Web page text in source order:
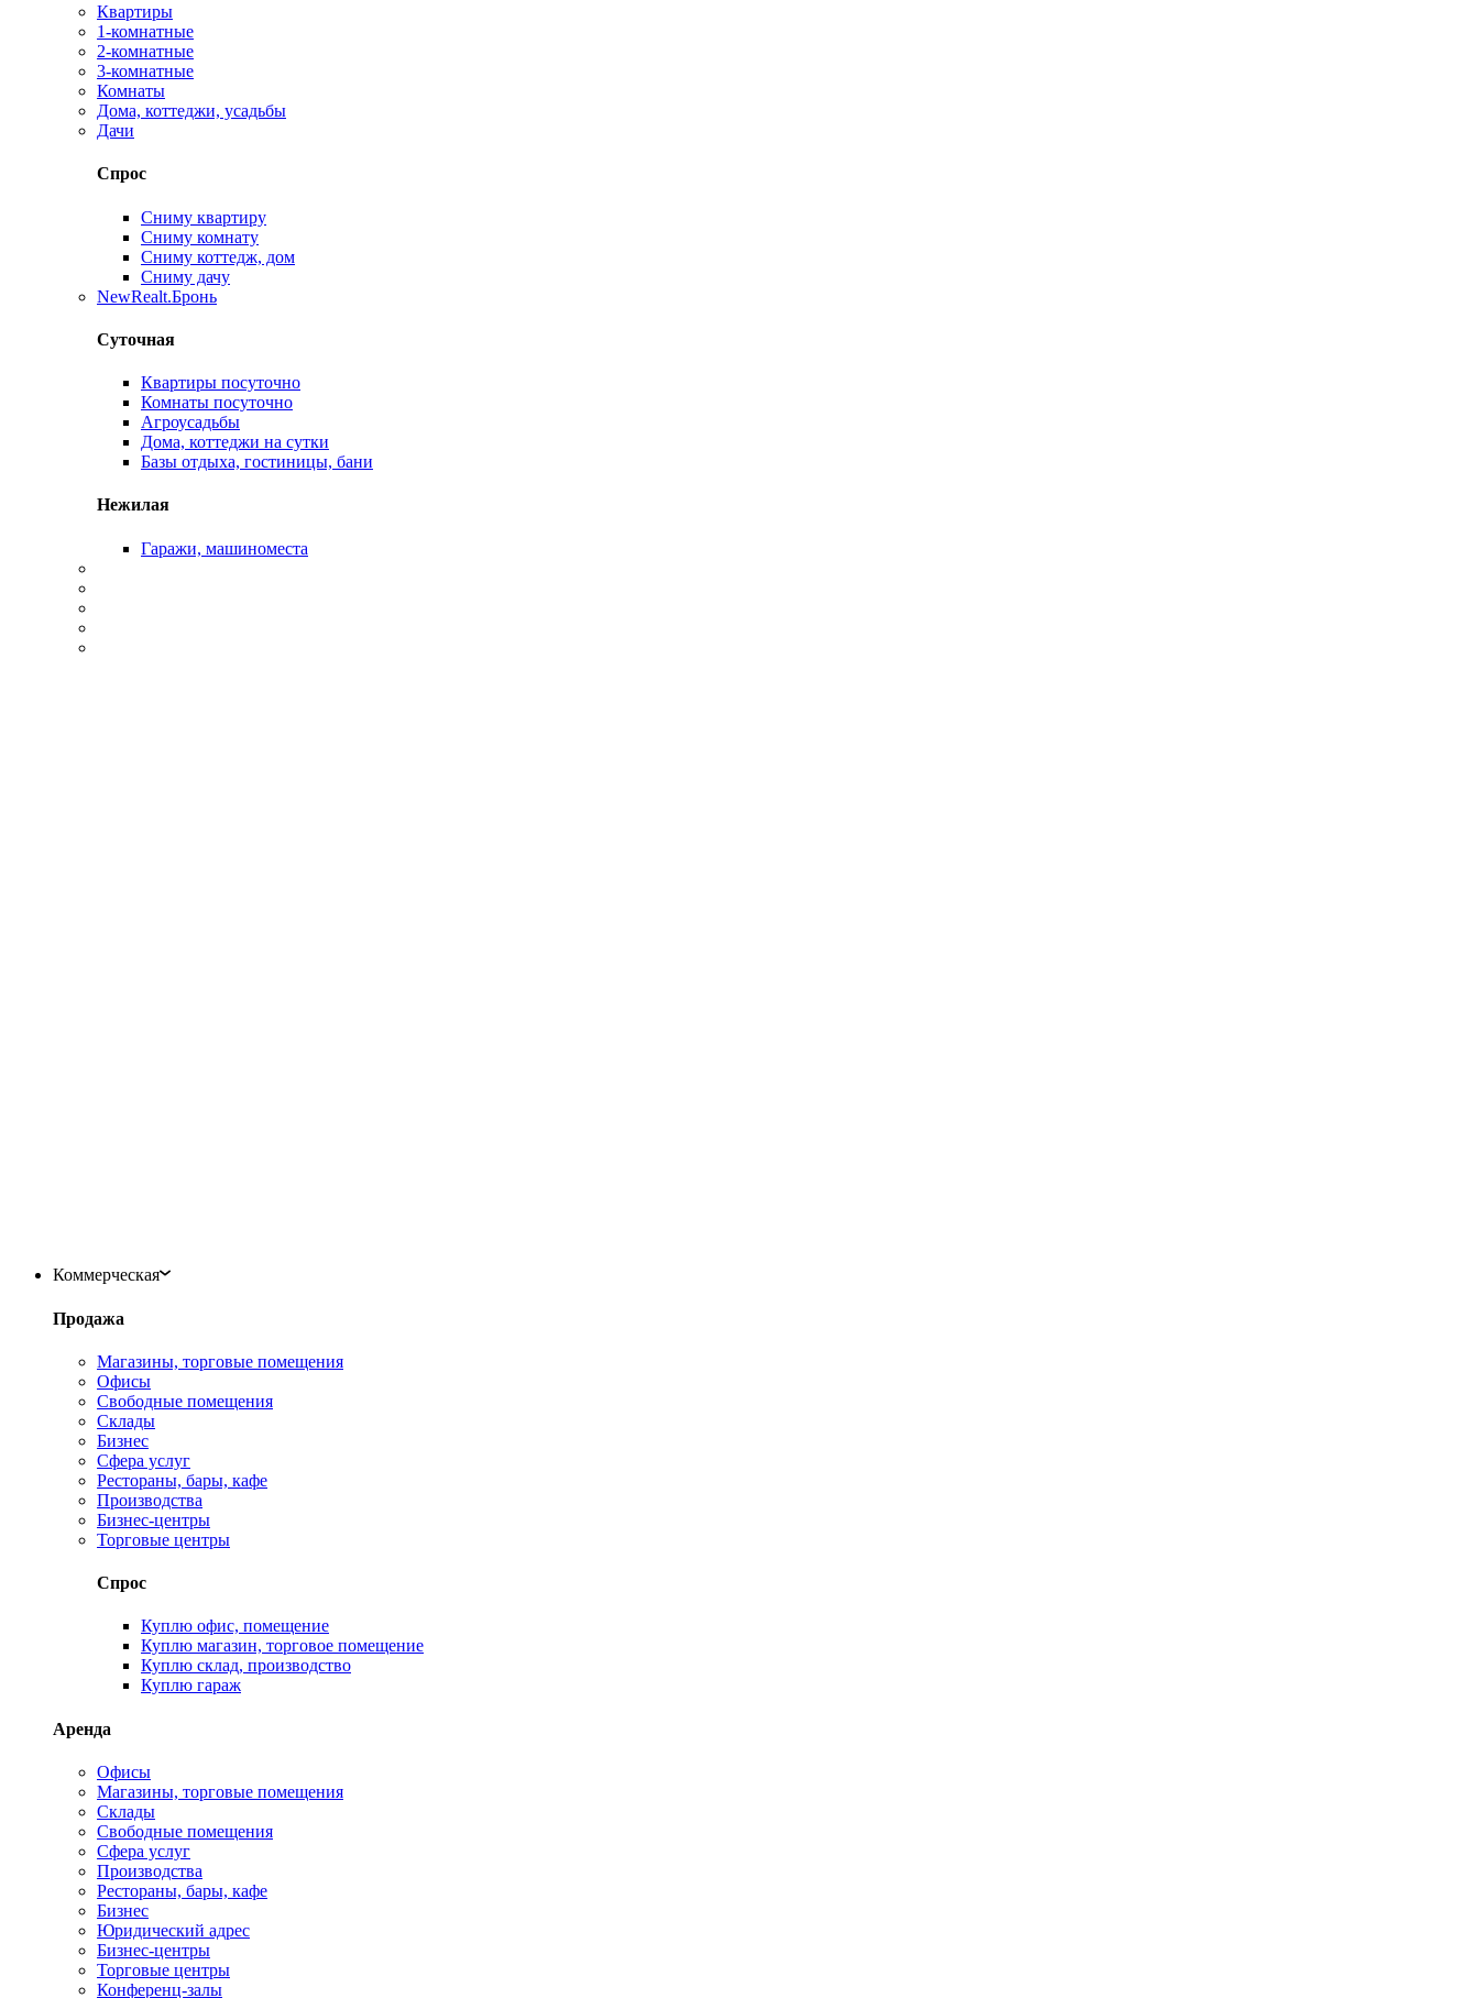
Квартиры
1-комнатные
2-комнатные
3-комнатные
Комнаты
Дома, коттеджи, усадьбы
Дачи
Спрос
Сниму квартиру
Сниму комнату
Сниму коттедж, дом
Сниму дачу
NewRealt.Бронь
Суточная
Квартиры посуточно
Комнаты посуточно
Агроусадьбы
Дома, коттеджи на сутки
Базы отдыха, гостиницы, бани
Нежилая
Гаражи, машиноместа
Коммерческая
Продажа
Магазины, торговые помещения
Офисы
Свободные помещения
Склады
Бизнес
Сфера услуг
Рестораны, бары, кафе
Производства
Бизнес-центры
Торговые центры
Спрос
Куплю офис, помещение
Куплю магазин, торговое помещение
Куплю склад, производство
Куплю гараж
Аренда
Офисы
Магазины, торговые помещения
Склады
Свободные помещения
Сфера услуг
Производства
Рестораны, бары, кафе
Бизнес
Юридический адрес
Бизнес-центры
Торговые центры
Конференц-залы